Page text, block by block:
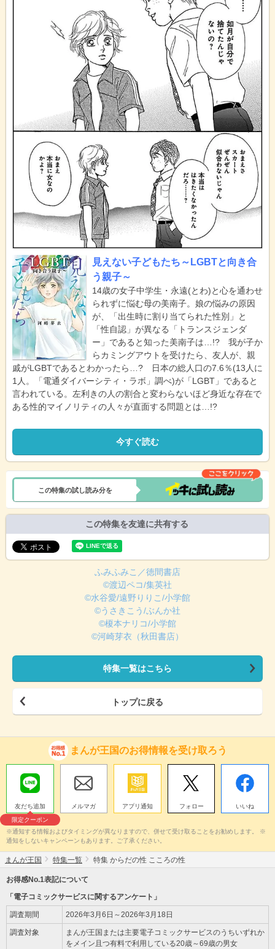
見えない子どもたち～LGBTと向き合
う親子～
14歳の女子中学生・永遠(とわ)と心を通わせ
られずに悩む母の美南子。娘の悩みの原因
が、「出生時に割り当てられた性別」と
「性自認」が異なる「トランスジェンダ
ー」であると知った美南子は…!? 我が子か
らカミングアウトを受けたら、友人が、親
戚がLGBTであるとわかったら…? 日本の総人口の7.6％(13人に
1人。「電通ダイバーシティ・ラボ」調べ)が「LGBT」であると
言われている。左利きの人の割合と変わらないほど身近な存在で
ある性的マイノリティの人々が直面する問題とは…!?
今すぐ読む
この特集の試し読み分を
この特集を友達に共有する
ふみふみこ／徳間書店
©渡辺ペコ/集英社
©水谷愛/遠野りりこ/小学館
©うさきこう/ぶんか社
©榎本ナリコ/小学館
©河崎芽衣（秋田書店）
特集一覧はこちら
トップに戻る
まんが王国のお得情報を受け取ろう
友だち追加
限定クーポン
メルマガ アプリ通知 フォロー いいね
※通知する情報およびタイミングが異なりますので、併せて受け取ることをお勧めします。 ※
通知をしないキャンペーンもあります。ご了承ください。
まんが王国 特集一覧 特集 からだの性 こころの性
お得感No.1表記について
「電子コミックサービスに関するアンケート」
調査期間 2026年3月6日～2026年3月18日
調査対象
まんが王国または主要電子コミックサービスのうちいずれか
をメイン且つ有料で利用している20歳～69歳の男女